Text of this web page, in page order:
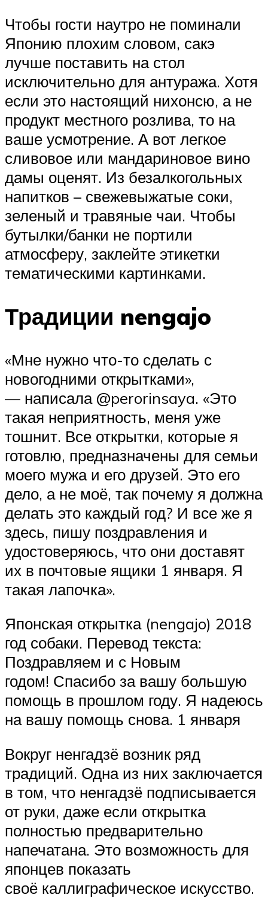
Чтобы гости наутро не поминали
Японию плохим словом, сакэ
лучше поставить на стол
исключительно для антуража. Хотя
если это настоящий нихонсю, а не
продукт местного розлива, то на
ваше усмотрение. А вот легкое
сливовое или мандариновое вино
дамы оценят. Из безалкогольных
напитков – свежевыжатые соки,
зеленый и травяные чаи. Чтобы
бутылки/банки не портили
атмосферу, заклейте этикетки
тематическими картинками.
Традиции nengajo
«Мне нужно что-то сделать с
новогодними открытками»,
— написала @perorinsaya. «Это
такая неприятность, меня уже
тошнит. Все открытки, которые я
готовлю, предназначены для семьи
моего мужа и его друзей. Это его
дело, а не моё, так почему я должна
делать это каждый год? И все же я
здесь, пишу поздравления и
удостоверяюсь, что они доставят
их в почтовые ящики 1 января. Я
такая лапочка».
Японская открытка (nengajo) 2018
год собаки. Перевод текста:
Поздравляем и с Новым
годом! Спасибо за вашу большую
помощь в прошлом году. Я надеюсь
на вашу помощь снова. 1 января
Вокруг ненгадзё возник ряд
традиций. Одна из них заключается
в том, что ненгадзё подписывается
от руки, даже если открытка
полностью предварительно
напечатана. Это возможность для
японцев показать
своё каллиграфическое искусство.